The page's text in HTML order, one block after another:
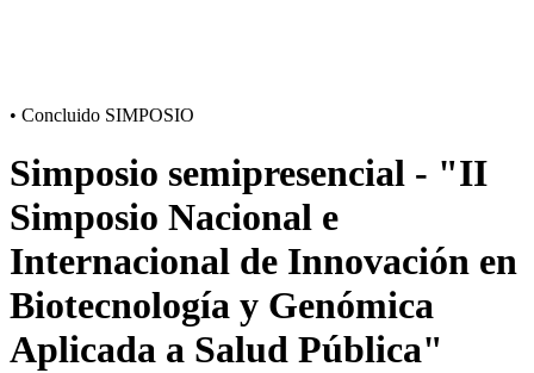
• Concluido SIMPOSIO
Simposio semipresencial - "II
Simposio Nacional e
Internacional de Innovación en
Biotecnología y Genómica
Aplicada a Salud Pública"